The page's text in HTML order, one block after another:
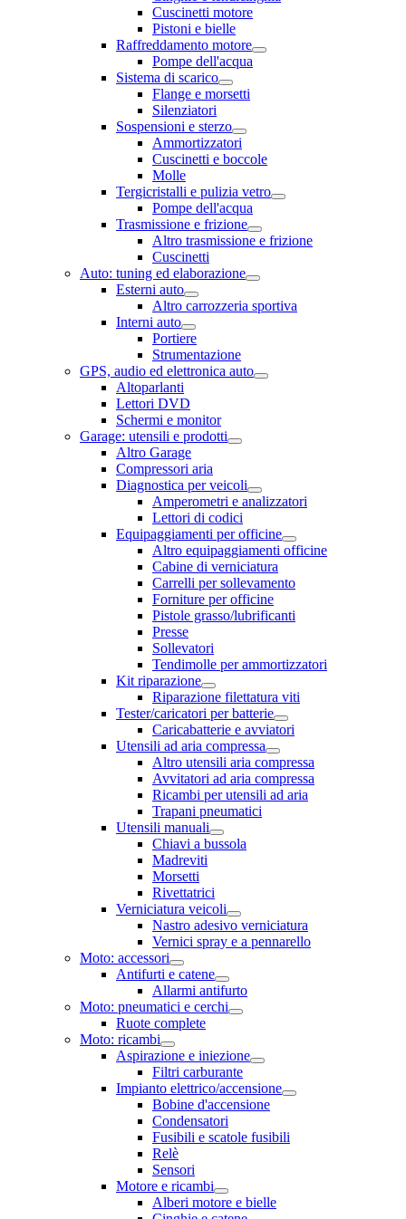
Cuscinetti motore
Pistoni e bielle
Raffreddamento motore
Pompe dell'acqua
Sistema di scarico
Flange e morsetti
Silenziatori
Sospensioni e sterzo
Ammortizzatori
Cuscinetti e boccole
Molle
Tergicristalli e pulizia vetro
Pompe dell'acqua
Trasmissione e frizione
Altro trasmissione e frizione
Cuscinetti
Auto: tuning ed elaborazione
Esterni auto
Altro carrozzeria sportiva
Interni auto
Portiere
Strumentazione
GPS, audio ed elettronica auto
Altoparlanti
Lettori DVD
Schermi e monitor
Garage: utensili e prodotti
Altro Garage
Compressori aria
Diagnostica per veicoli
Amperometri e analizzatori
Lettori di codici
Equipaggiamenti per officine
Altro equipaggiamenti officine
Cabine di verniciatura
Carrelli per sollevamento
Forniture per officine
Pistole grasso/lubrificanti
Presse
Sollevatori
Tendimolle per ammortizzatori
Kit riparazione
Riparazione filettatura viti
Tester/caricatori per batterie
Caricabatterie e avviatori
Utensili ad aria compressa
Altro utensili aria compressa
Avvitatori ad aria compressa
Ricambi per utensili ad aria
Trapani pneumatici
Utensili manuali
Chiavi a bussola
Madreviti
Morsetti
Rivettatrici
Verniciatura veicoli
Nastro adesivo verniciatura
Vernici spray e a pennarello
Moto: accessori
Antifurti e catene
Allarmi antifurto
Moto: pneumatici e cerchi
Ruote complete
Moto: ricambi
Aspirazione e iniezione
Filtri carburante
Impianto elettrico/accensione
Bobine d'accensione
Condensatori
Fusibili e scatole fusibili
Relè
Sensori
Motore e ricambi
Alberi motore e bielle